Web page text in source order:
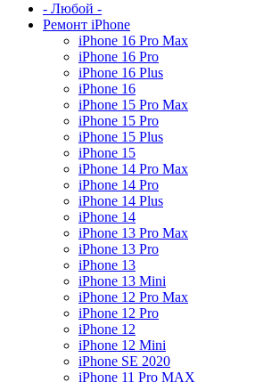
- Любой -
Ремонт iPhone
iPhone 16 Pro Max
iPhone 16 Pro
iPhone 16 Plus
iPhone 16
iPhone 15 Pro Max
iPhone 15 Pro
iPhone 15 Plus
iPhone 15
iPhone 14 Pro Max
iPhone 14 Pro
iPhone 14 Plus
iPhone 14
iPhone 13 Pro Max
iPhone 13 Pro
iPhone 13
iPhone 13 Mini
iPhone 12 Pro Max
iPhone 12 Pro
iPhone 12
iPhone 12 Mini
iPhone SE 2020
iPhone 11 Pro MAX